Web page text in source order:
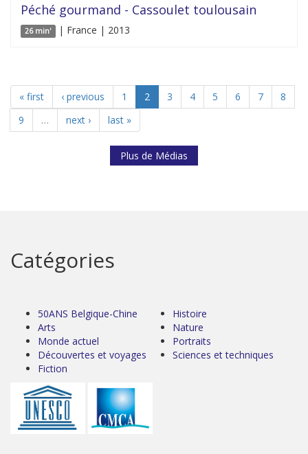
Péché gourmand - Cassoulet toulousain
26 min' | France | 2013
« first ‹ previous 1 2 3 4 5 6 7
8
9
… next › last »
Plus de Médias
Catégories
50ANS Belgique-Chine
Arts
Monde actuel
Découvertes et voyages
Fiction
Histoire
Nature
Portraits
Sciences et techniques